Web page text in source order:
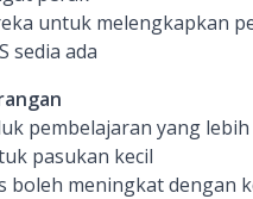
untuk melengkapkan
sedia ada
pembelajaran yang
pasukan kecil
boleh meningkat dengan